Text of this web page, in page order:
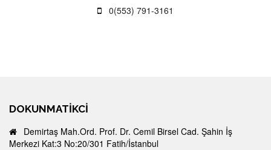
0(553) 791-3161
DOKUNMATIKCI
Demirtaş Mah.Ord. Prof. Dr. Cemil Birsel Cad. Şahin İş
Merkezi Kat:3 No:20/301 Fatih/İstanbul